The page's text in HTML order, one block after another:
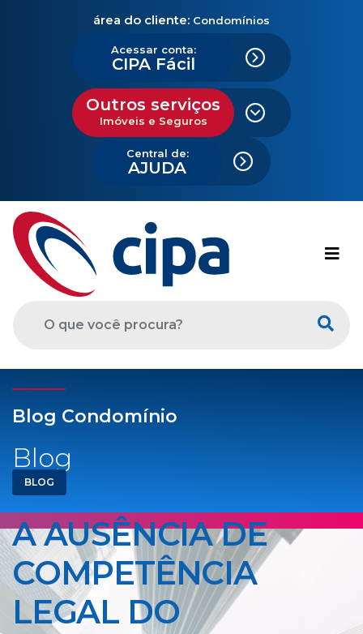
área do cliente: Condomínios
Acessar conta:
CIPA Fácil
Outros serviços
Imóveis e Seguros
Central de:
AJUDA
Blog Condomínio
Blog
BLOG
A AUSÊNCIA DE
COMPETÊNCIA
LEGAL DO